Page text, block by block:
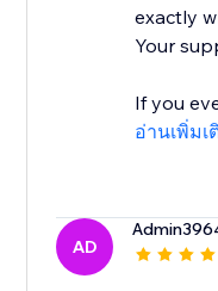
exactly
Your
If you
อ่านเพิ่มเ
AD